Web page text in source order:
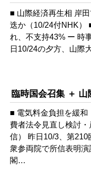
■ 山際経済再生相 岸
迭か（10/24付NHK
れ、不支持43% ー 時
日10/24の夕方、山際
臨時国会召集 ＋
■ 電気料金負担を緩
費者法令見直し検討
信） 昨日10/3、第
衆参両院で所信表明
閣…